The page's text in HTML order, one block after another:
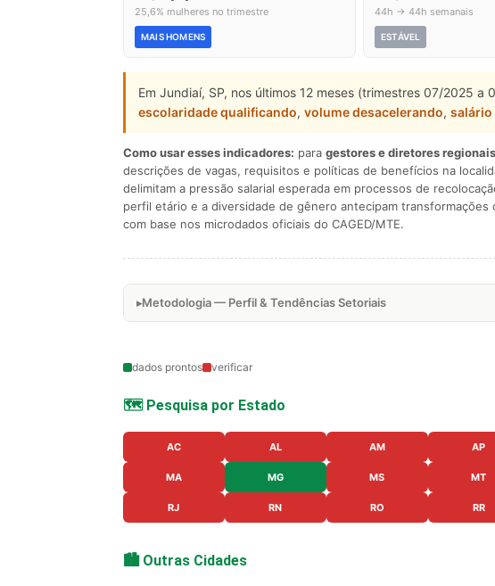
25,6% mulheres no trimestre
MAIS HOMENS
44h → 44h semanais
ESTÁVEL
Em Jundiaí, SP, nos últimos 12 meses (trimestres 07/2025 a
escolaridade qualificando, volume desacelerando, salário
Como usar esses indicadores: para gestores e diretores
descrições de vagas, requisitos e políticas de benefícios na
delimitam a pressão salarial esperada em processos de
perfil etário e a diversidade de gênero antecipam
com base nos microdados oficiais do CAGED/MTE.
Metodologia — Perfil & Tendências Setoriais
dados prontos verificar
🗺️ Pesquisa por Estado
AC AL AM AP
MA MG MS MT
RJ RN RO RR
🏙️ Outras Cidades